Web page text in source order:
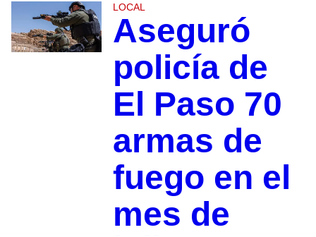
LOCAL
Aseguró
policía de
El Paso 70
armas de
fuego en el
mes de